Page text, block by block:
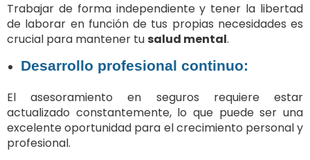
Trabajar de forma independiente y tener la libertad
de laborar en función de tus propias necesidades es
crucial para mantener tu salud mental.
Desarrollo profesional continuo:
El asesoramiento en seguros requiere estar
actualizado constantemente, lo que puede ser una
excelente oportunidad para el crecimiento personal y
profesional.